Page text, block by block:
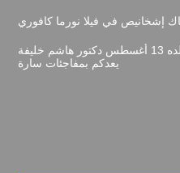
إشخانيص في فيلا نورما كافوري
احتفاءً بيوم مولده 13 أغسطس دكتور هاشم خليفة
يعدكم بمفاجئات سارة